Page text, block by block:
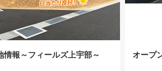
情報～フィールズ上宇部～ オープ